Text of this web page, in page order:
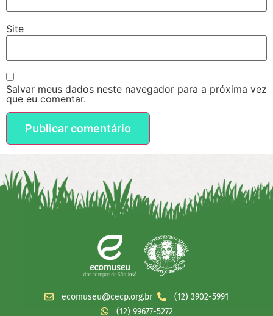
Site
Salvar meus dados neste navegador para a próxima vez
que eu comentar.
ecomuseu@cecp.org.br
(12) 3902-5991
(12) 99677-5272